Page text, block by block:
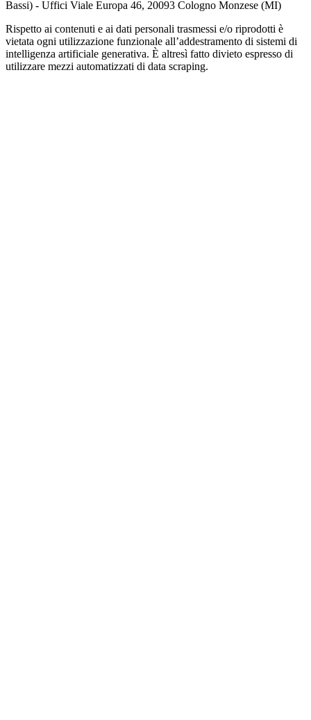
Bassi) - Uffici Viale Europa 46, 20093 Cologno Monzese (MI)
Rispetto ai contenuti e ai dati personali trasmessi e/o riprodotti è
vietata ogni utilizzazione funzionale all’addestramento di sistemi di
intelligenza artificiale generativa. È altresì fatto divieto espresso di
utilizzare mezzi automatizzati di data scraping.